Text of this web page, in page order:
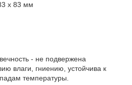
х 83 мм
- не подвержена
влаги, гниению, устойчива к
температуры.